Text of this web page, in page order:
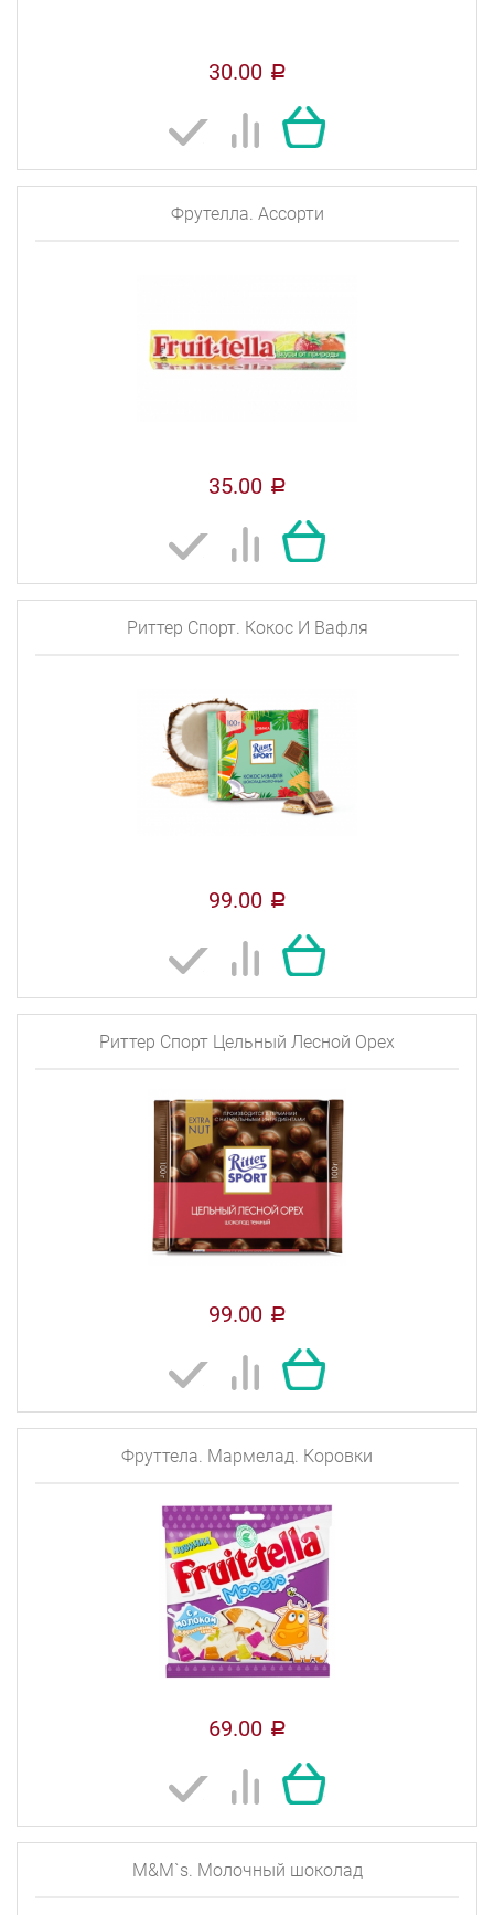
30.00 a
Фрутелла. Ассорти
35.00 a
Риттер Спорт. Кокос И Вафля
99.00 a
Риттер Спорт Цельный Лесной Орех
99.00 a
Фруттела. Мармелад. Коровки
69.00 a
M&M`s. Молочный шоколад